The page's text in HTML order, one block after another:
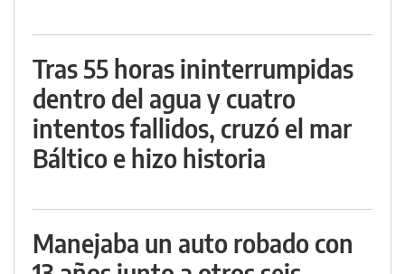
Tras 55 horas ininterrumpidas
dentro del agua y cuatro
intentos fallidos, cruzó el mar
Báltico e hizo historia
Manejaba un auto robado con